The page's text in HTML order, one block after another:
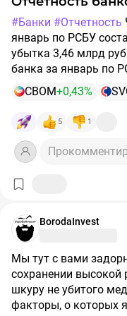
останется именно
оперативно
внешней среды.
#Банки #Отчетность
январь по РСБУ
убытка 3,46 млрд руб
банка за январь по
млрд руб $T#T
РСБУ выросла в 5,4
#VTBR
Чистая прибыль МТС-банка за январь по РСБУ
выросла в 1,6 раза -
Чистая прибыль МКБ
1,5 раза - до 5,07
CBOM+0,43%
5 1
BorodaInvest
Мы тут с вами
сохранении высокой
шкуру не убитого
факторы, о которых